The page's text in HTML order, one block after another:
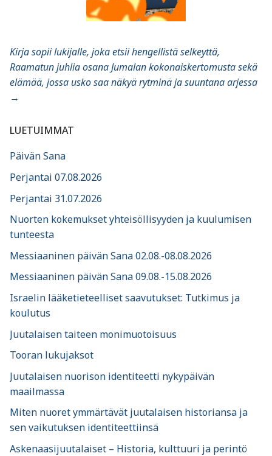
Kirja sopii lukijalle, joka etsii hengellistä selkeyttä,
Raamatun juhlia osana Jumalan kokonaiskertomusta sekä
elämää, jossa usko saa näkyä rytminä ja suuntana arjessa
→
LUETUIMMAT
Päivän Sana
Perjantai 07.08.2026
Perjantai 31.07.2026
Nuorten kokemukset yhteisöllisyyden ja kuulumisen
tunteesta
Messiaaninen päivän Sana 02.08.-08.08.2026
Messiaaninen päivän Sana 09.08.-15.08.2026
Israelin lääketieteelliset saavutukset: Tutkimus ja
koulutus
Juutalaisen taiteen monimuotoisuus
Tooran lukujaksot
Juutalaisen nuorison identiteetti nykypäivän
maailmassa
Miten nuoret ymmärtävät juutalaisen historiansa ja
sen vaikutuksen identiteettiinsä
Askenaasijuutalaiset – Historia, kulttuuri ja perintö